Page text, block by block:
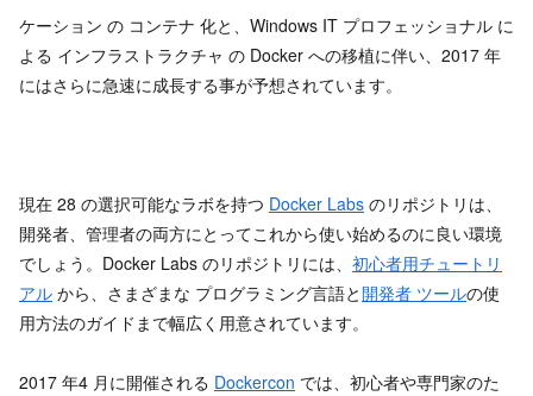
ケーション の コンテナ 化と、Windows IT プロフェッショナル に
よる インフラストラクチャ の Docker への移植に伴い、2017 年
にはさらに急速に成長する事が予想されています。
現在 28 の選択可能なラボを持つ Docker Labs のリポジトリは、
開発者、管理者の両方にとってこれから使い始めるのに良い環境
でしょう。Docker Labs のリポジトリには、 初心者用チュートリ
アル から、さまざまな プログラミング言語と開発者 ツールの使
用方法のガイドまで幅広く用意されています。
2017 年4 月に開催される Dockercon では、初心者や専門家のた